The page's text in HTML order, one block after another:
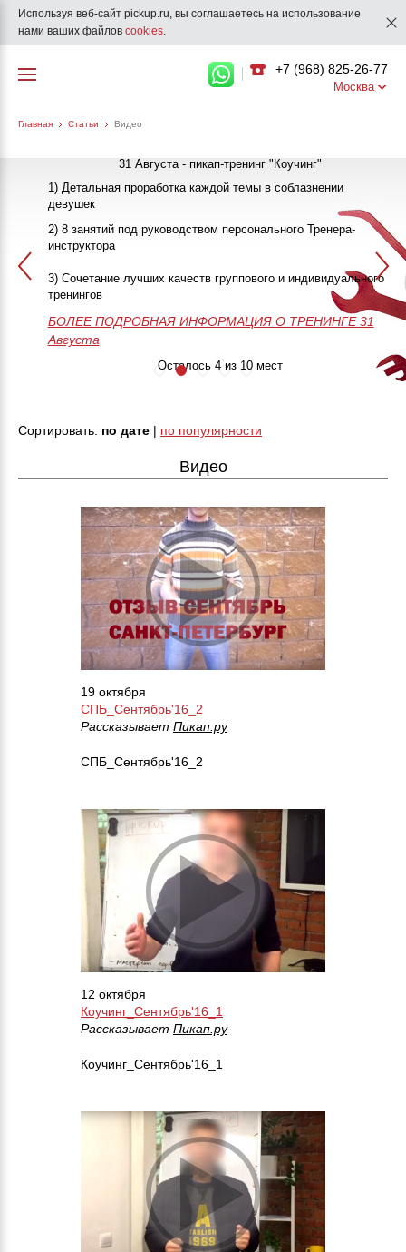
Используя веб-сайт pickup.ru, вы соглашаетесь на использование
нами ваших файлов cookies.
+7 (968) 825-26-77
Москва
Главная Статьи Видео
БОЛЕЕ ПОДРОБНАЯ ИНФОРМАЦИЯ О ТРЕНИНГЕ
28-29-30 Августа
31 Августа - пикап-тренинг "Коучинг"
1) Детальная проработка каждой темы в соблазнении
девушек
2) 8 занятий под руководством персонального Тренера-
инструктора
3) Сочетание лучших качеств группового и индивидуального
тренингов
БОЛЕЕ ПОДРОБНАЯ ИНФОРМАЦИЯ О ТРЕНИНГЕ 31
Августа
Осталось 4 из 10 мест
Онлайн поддержка
Незабываемое
приключение
результата
>>>ЗАПИСАТЬСЯ НА КЛУБНЫЙ ПИКАП-ТРЕНИНГ<<<
"Как познакомиться с девушкой"
в 20:00
>>>ЗАПИСАТЬСЯ НА МАСТЕР-
КЛАСС<<<
Сортировать: по дате | по популярности
Видео
19 октября
СПБ_Сентябрь'16_2
Рассказывает Пикап.ру
СПБ_Сентябрь'16_2
12 октября
Коучинг_Сентябрь'16_1
Рассказывает Пикап.ру
Коучинг_Сентябрь'16_1